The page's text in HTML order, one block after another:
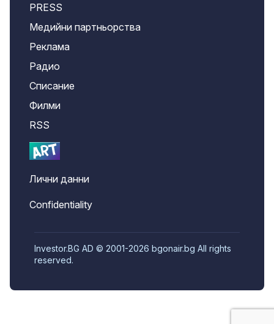
PRESS
Медийни партньорства
Реклама
Радио
Списание
Филми
RSS
Лични данни
Confidentiality
Investor.BG AD © 2001-2026 bgonair.bg All rights
reserved.